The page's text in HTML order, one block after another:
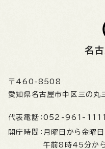
名
〒460-8508
愛知県名古屋市中区三の丸
代表電話： 052-961-1111
開庁時間： 月曜日から金曜
午前8時45分か